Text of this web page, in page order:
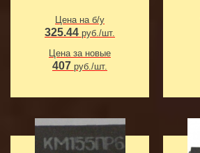
Цена на б/у
325.44 руб./шт.
Цена за новые
407 руб./шт.